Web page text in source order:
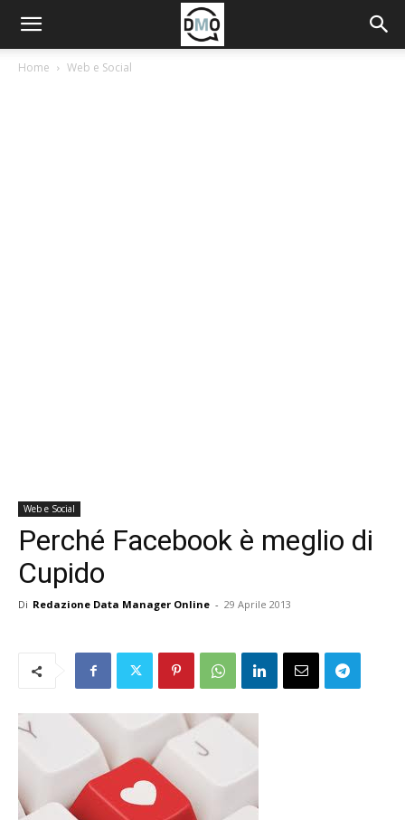
Home Web e Social
Web e Social
Perché Facebook è meglio di
Cupido
Di Redazione Data Manager Online - 29 Aprile 2013